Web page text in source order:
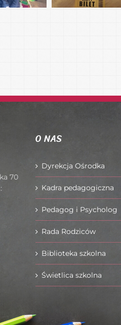
70
O NAS
Dyrekcja Ośrodka
Kadra pedagogiczna
Pedagog i Psycholog
Rada Rodziców
Biblioteka szkolna
Świetlica szkolna